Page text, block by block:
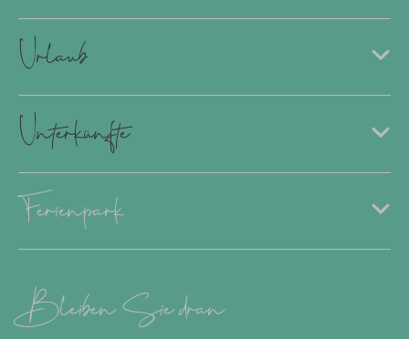
Urlaub
Unterkünfte
Ferienpark
Bleiben Sie dran